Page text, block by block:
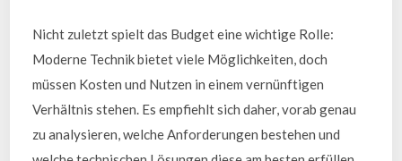
Nicht zuletzt spielt das Budget eine wichtige Rolle:
Moderne Technik bietet viele Möglichkeiten, doch
müssen Kosten und Nutzen in einem vernünftigen
Verhältnis stehen. Es empfiehlt sich daher, vorab genau
zu analysieren, welche Anforderungen bestehen und